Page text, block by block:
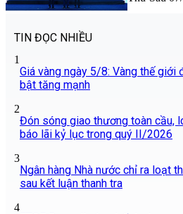
TIN ĐỌC NHIỀU
1
Giá vàng ngày 5/8: Vàng thế giới
bật tăng mạnh
2
Đón sóng giao thương toàn cầu,
báo lãi kỷ lục trong quý II/2026
3
Ngân hàng Nhà nước chỉ ra loạt
sau kết luận thanh tra
4